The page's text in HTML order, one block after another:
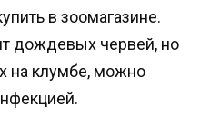
в зоомагазине.
дождевых червей, но
на клумбе, можно